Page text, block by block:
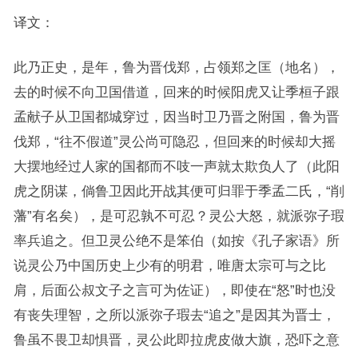
译文：
此乃正史，是年，鲁为晋伐郑，占领郑之匡（地名），
去的时候不向卫国借道，回来的时候阳虎又让季桓子跟
孟献子从卫国都城穿过，因当时卫乃晋之附国，鲁为晋
伐郑，“往不假道”灵公尚可隐忍，但回来的时候却大摇
大摆地经过人家的国都而不吱一声就太欺负人了（此阳
虎之阴谋，倘鲁卫因此开战其便可归罪于季孟二氏，“削
藩”有名矣），是可忍孰不可忍？灵公大怒，就派弥子瑕
率兵追之。但卫灵公绝不是笨伯（如按《孔子家语》所
说灵公乃中国历史上少有的明君，唯唐太宗可与之比
肩，后面公叔文子之言可为佐证），即使在“怒”时也没
有丧失理智，之所以派弥子瑕去“追之”是因其为晋士，
鲁虽不畏卫却惧晋，灵公此即拉虎皮做大旗，恐吓之意